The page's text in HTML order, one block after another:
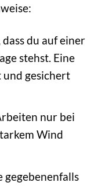
dass du auf einer
stehst. Eine
gesichert
nur bei
Wind
gegebenenfalls